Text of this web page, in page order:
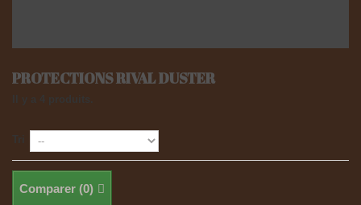
PROTECTIONS RIVAL DUSTER
Comparer (0)